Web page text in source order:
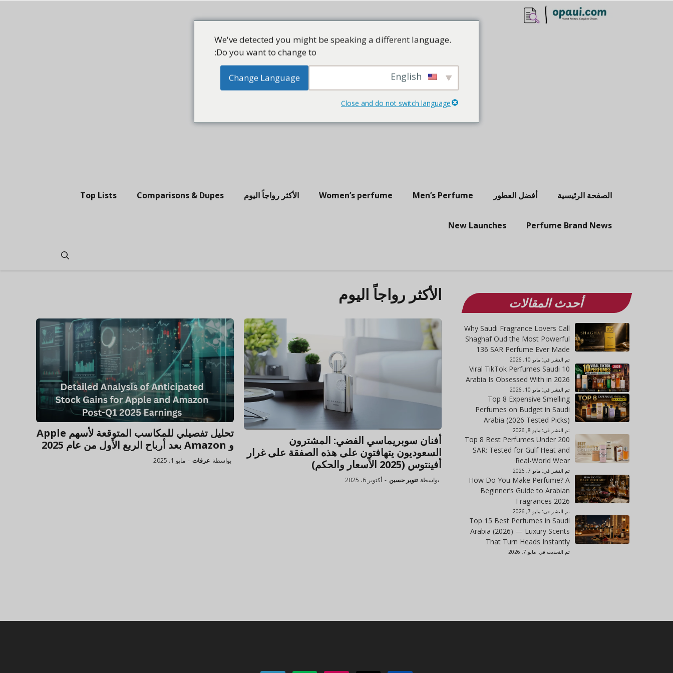
الصفحة الرئيسية أفضل العطور Men’s Perfume
Women’s perfume الأكثر رواجاً اليوم Comparisons & Dupes
Top Lists
Perfume Brand News
New Launches
الأكثر رواجاً اليوم
أفنان سوبريماسي الفضي: المشترون
السعوديون يتهافتون على هذه الصفقة على غرار
أفينتوس (2025 الأسعار والحكم)
بواسطة تنوير حسين - أكتوبر 6، 2025
تحليل تفصيلي للمكاسب المتوقعة لأسهم Apple
و Amazon بعد أرباح الربع الأول من عام 2025
بواسطة عرفات - مايو 1، 2025
أحدث المقالات
Why Saudi Fragrance Lovers Call
Shaghaf Oud the Most Powerful
136 SAR Perfume Ever Made
تم النشر في: مايو 10, 2026
10 Viral TikTok Perfumes Saudi
Arabia Is Obsessed With in 2026
تم النشر في: مايو 10, 2026
Top 8 Expensive Smelling
Perfumes on Budget in Saudi
Arabia (2026 Tested Picks)
تم النشر في: مايو 8, 2026
Top 8 Best Perfumes Under 200
SAR: Tested for Gulf Heat and
Real-World Wear
تم النشر في: مايو 7, 2026
How Do You Make Perfume? A
Beginner’s Guide to Arabian
Fragrances 2026
تم النشر في: مايو 7, 2026
Top 15 Best Perfumes in Saudi
Arabia (2026) — Luxury Scents
That Turn Heads Instantly
تم التحديث في: مايو 7, 2026
We've detected you might be speaking a different language.
Do you want to change to:
Change Language
Close and do not switch language